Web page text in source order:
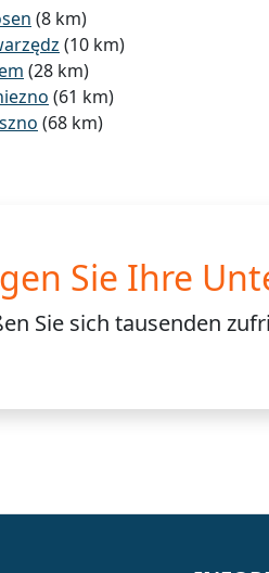
(8 km)
(10 km)
(28 km)
(61 km)
(68 km)
Sie Ihre
Sie sich tausenden